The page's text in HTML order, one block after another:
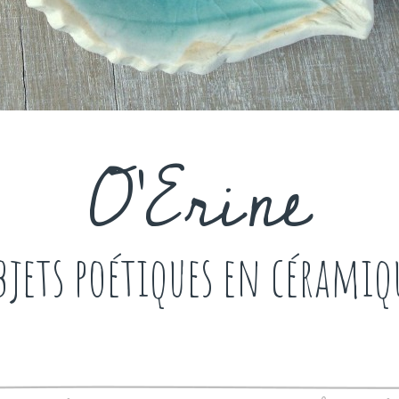
O'Erine
poétiques en